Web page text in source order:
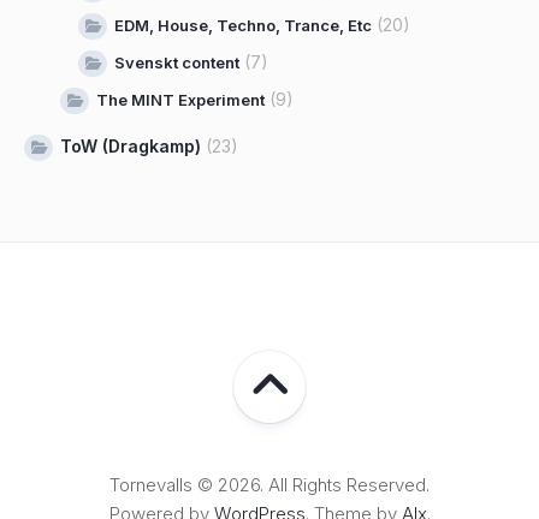
EDM, House, Techno, Trance, Etc (20)
Svenskt content(7)
The MINT Experiment(9)
ToW (Dragkamp) (23)
Tornevalls © 2026. All Rights Reserved.
Powered by WordPress. Theme by Alx.